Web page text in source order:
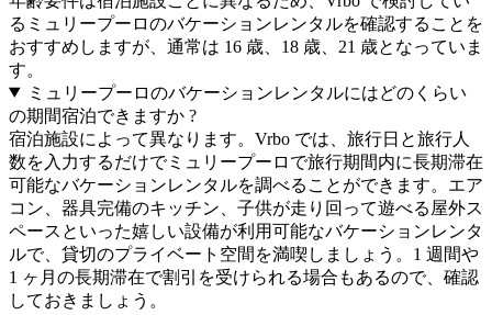
るミュリープーロのバケーションレンタルを確認することを
おすすめしますが、通常は 16 歳、18 歳、21 歳となっていま
す。
ミュリープーロのバケーションレンタルにはどのくらい
の期間宿泊できますか ?
宿泊施設によって異なります。Vrbo では、旅行日と旅行人
数を入力するだけでミュリープーロで旅行期間内に長期滞在
可能なバケーションレンタルを調べることができます。エア
コン、器具完備のキッチン、子供が走り回って遊べる屋外ス
ペースといった嬉しい設備が利用可能なバケーションレンタ
ルで、貸切のプライベート空間を満喫しましょう。1 週間や
1 ヶ月の長期滞在で割引を受けられる場合もあるので、確認
しておきましょう。